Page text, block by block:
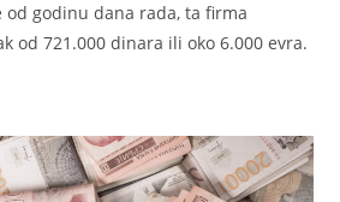
od godinu dana rada, ta firma
od 721.000 dinara ili oko 6.000 evra.